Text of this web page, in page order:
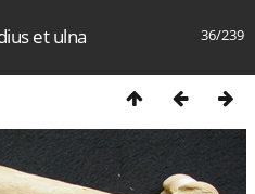
36/239
et ulna